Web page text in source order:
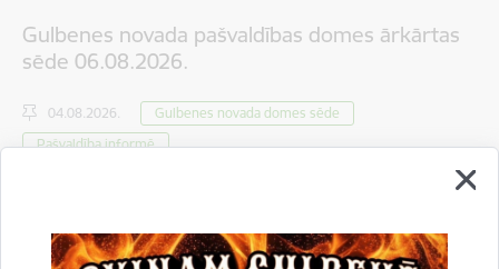
Gulbenes novada pašvaldības domes ārkārtas
sēde 06.08.2026.
04.08.2026.
Gulbenes novada domes sēde
Pašvaldība informē